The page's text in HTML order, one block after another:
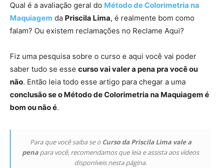
Qual é a avaliação geral do Método de Colorimetria na
Maquiagem da Priscila Lima, é realmente bom como
falam? Ou existem reclamações no Reclame Aqui?
Fiz uma pesquisa sobre o curso e aqui você vai poder
saber tudo se esse curso vai valer a pena pra você ou
não. Então leia todo esse artigo para chegar a uma
conclusão se o Método de Colorimetria na Maquiagem é
bom ou não é.
Para que você saiba se o Curso da Priscila Lima vale a
pena para você, recomendamos que leia e assista aos vídeos
disponíveis nesta página.